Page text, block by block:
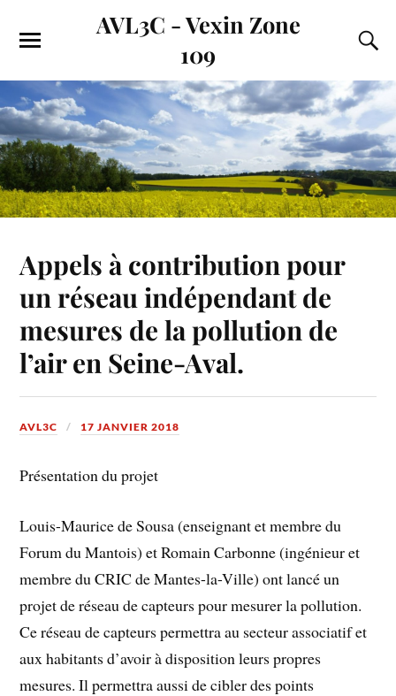
AVL3C - Vexin Zone
109
Appels à contribution pour
un réseau indépendant de
mesures de la pollution de
l’air en Seine-Aval.
AVL3C 17 JANVIER 2018
Présentation du projet
Louis-Maurice de Sousa (enseignant et membre du
Forum du Mantois) et Romain Carbonne (ingénieur et
membre du CRIC de Mantes-la-Ville) ont lancé un
projet de réseau de capteurs pour mesurer la pollution.
Ce réseau de capteurs permettra au secteur associatif et
aux habitants d’avoir à disposition leurs propres
mesures. Il permettra aussi de cibler des points